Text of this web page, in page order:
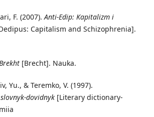
F. (2007).Anti-Edip: Kapitalizm i
Capitalism and Schizophrenia].
[Brecht]. Nauka.
Yu., & Teremko, V. (1997).
dovidnyk[Literary dictionary-